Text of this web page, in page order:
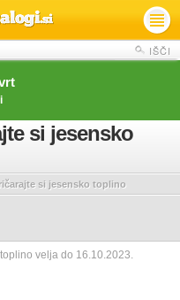
IŠČI
si jesensko
si jesensko toplino
velja do 16.10.2023.